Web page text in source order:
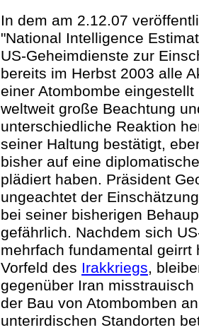
In dem am 2.12.07
"National Intelligence
US-Geheimdienste zur
bereits im Herbst 2003 alle
einer Atombombe
weltweit große Beachtung
unterschiedliche Reaktion
seiner Haltung bestätigt,
bisher auf eine
plädiert haben. Präsident
ungeachtet der
bei seiner bisherigen
gefährlich. Nachdem sich
mehrfach fundamental
Vorfeld des Irakkriegs,
gegenüber Iran
der Bau von Atombomben
unterirdischen Standorten